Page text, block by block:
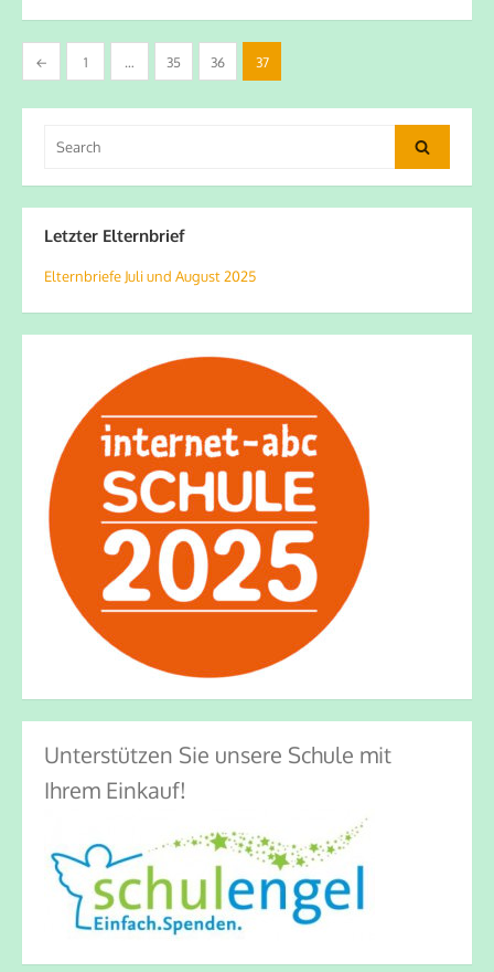
Seitennummerierung
der
← 1 … 35 36 37
for:
Search
Letzter Elternbrief
Elternbriefe Juli und August 2025
Unterstützen Sie unsere Schule mit
Ihrem Einkauf!